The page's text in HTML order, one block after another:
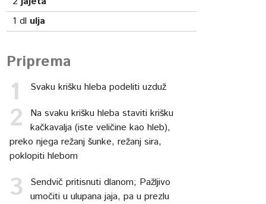
1 dl ulja
Priprema
Svaku krišku hleba podeliti uzduž
Na svaku krišku hleba staviti krišku
kačkavalja (iste veličine kao hleb),
preko njega režanj šunke, režanj sira,
poklopiti hlebom
Sendvič pritisnuti dlanom; Pažljivo
umočiti u ulupana jaja, pa u prezlu